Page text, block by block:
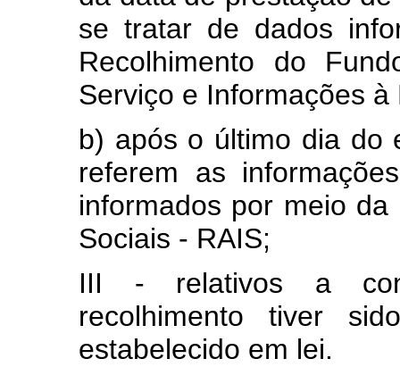
se tratar de dados
Recolhimento do
Serviço e Informações
b) após o último dia do
referem as
informados por meio
Sociais - RAIS;
III - relativos a
recolhimento tiver
estabelecido em lei.